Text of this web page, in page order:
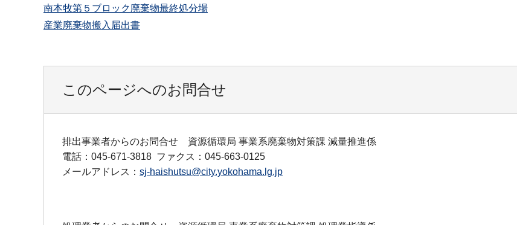
南本牧第５ブロック廃棄物最終処分場
産業廃棄物搬入届出書
このページへのお問合せ
排出事業者からのお問合せ 資源循環局 事業系廃棄物対策課 減量推進係
電話：045-671-3818 ファクス：045-663-0125
メールアドレス： sj-haishutsu@city.yokohama.lg.jp